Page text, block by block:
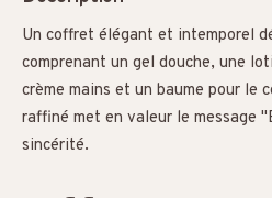
Un coffret élégant et intemporel
comprenant un gel douche, une
crème mains et un baume pour le
raffiné met en valeur le message
sincérité.